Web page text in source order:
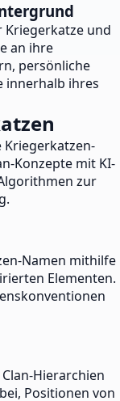
Kriegerkatze und
an ihre
persönliche
innerhalb ihres
Konzepte mit KI-
zur
Namen mithilfe
Elementen.
Hierarchien
Positionen von